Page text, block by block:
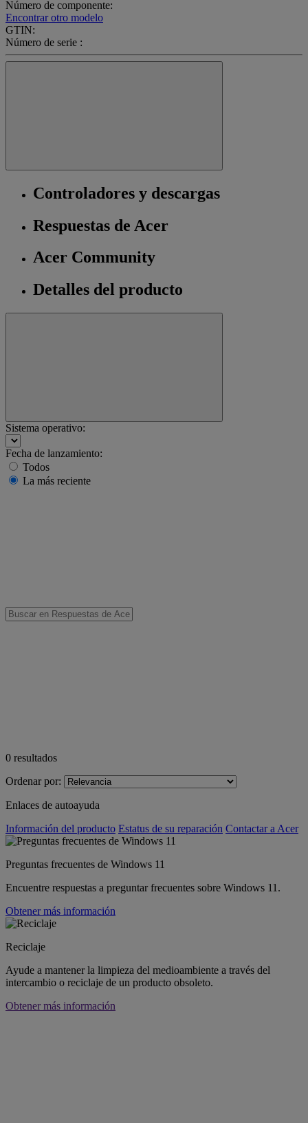
Número de componente:
Encontrar otro modelo
GTIN:
Número de serie :
Controladores y descargas
Respuestas de Acer
Acer Community
Detalles del producto
Sistema operativo:
Fecha de lanzamiento:
Todos
La más reciente
0 resultados
Ordenar por:
Enlaces de autoayuda
Información del producto Estatus de su reparación Contactar a Acer
Preguntas frecuentes de Windows 11
Encuentre respuestas a preguntar frecuentes sobre Windows 11.
Obtener más información
Reciclaje
Ayude a mantener la limpieza del medioambiente a través del
intercambio o reciclaje de un producto obsoleto.
Obtener más información